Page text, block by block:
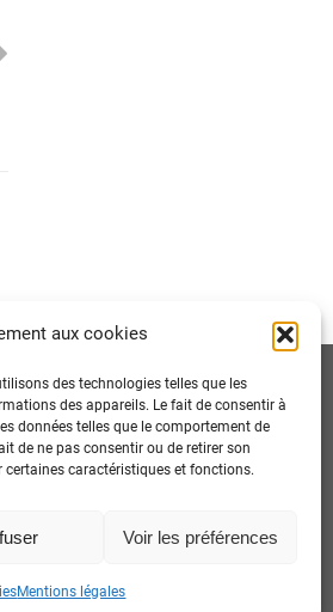
aux cookies
des technologies telles que les
des appareils. Le fait de consentir à
données telles que le comportement de
de ne pas consentir ou de retirer son
caractéristiques et fonctions.
Voir les préférences
Mentions légales
RGPD-Contactez-nous